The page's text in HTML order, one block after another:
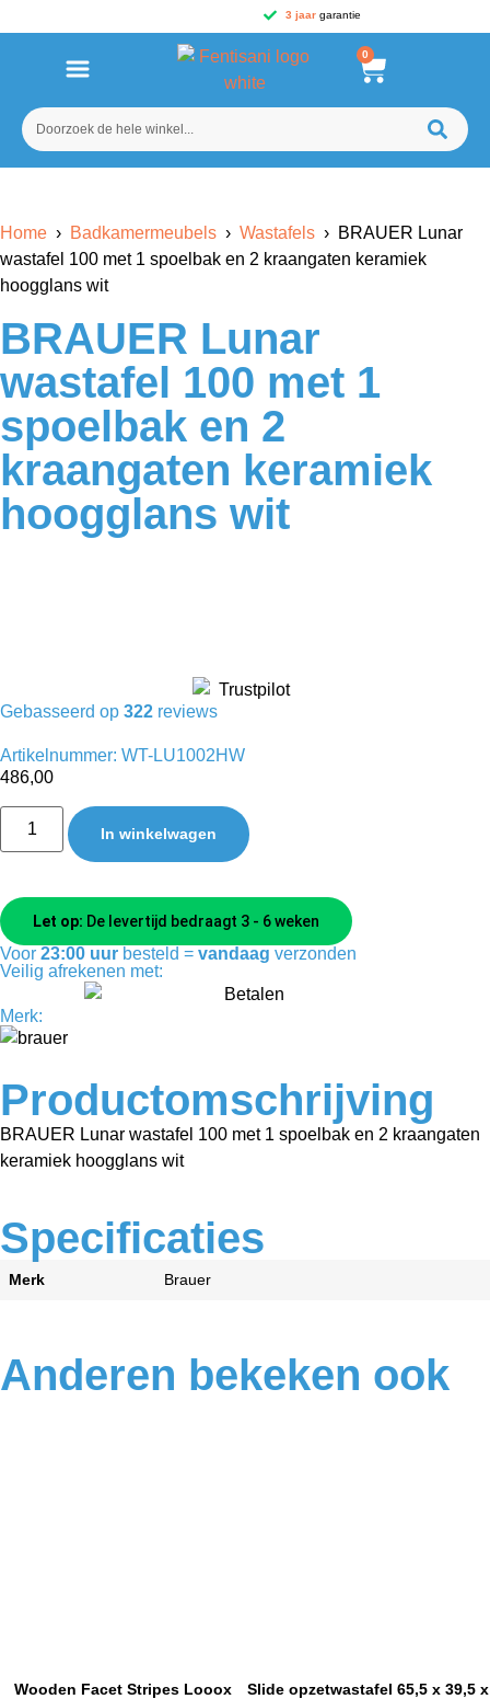
3 jaargarantie
0
Home › Badkamermeubels › Wastafels › BRAUER Lunar
wastafel 100 met 1 spoelbak en 2 kraangaten keramiek
hoogglans wit
BRAUER Lunar
wastafel 100 met 1
spoelbak en 2
kraangaten keramiek
hoogglans wit
Gebasseerd op 322 reviews
Artikelnummer: WT-LU1002HW
486,00
In winkelwagen
Let op: De levertijd bedraagt 3 - 6 weken
Voor 23:00 uur besteld = vandaag verzonden
Veilig afrekenen met:
Merk:
Productomschrijving
BRAUER Lunar wastafel 100 met 1 spoelbak en 2 kraangaten
keramiek hoogglans wit
Specificaties
Merk Brauer
Anderen bekeken ook
Wooden Facet Stripes Looox
Slide opzetwastafel 65,5 x 39,5 x